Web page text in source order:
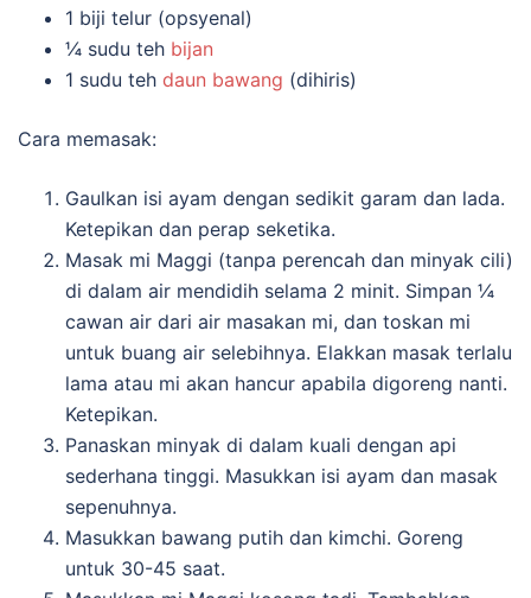
1 biji telur (opsyenal)
¼ sudu teh bijan
1 sudu teh daun bawang (dihiris)
Cara memasak:
Gaulkan isi ayam dengan sedikit garam dan lada.
Ketepikan dan perap seketika.
Masak mi Maggi (tanpa perencah dan minyak cili)
di dalam air mendidih selama 2 minit. Simpan ¼
cawan air dari air masakan mi, dan toskan mi
untuk buang air selebihnya. Elakkan masak terlalu
lama atau mi akan hancur apabila digoreng nanti.
Ketepikan.
Panaskan minyak di dalam kuali dengan api
sederhana tinggi. Masukkan isi ayam dan masak
sepenuhnya.
Masukkan bawang putih dan kimchi. Goreng
untuk 30-45 saat.